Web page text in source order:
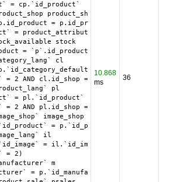
= cp.`id_product`
product_shop
= p.id_product AND
= product_attribute_shop.`id_product`
stock
= `p`.id_product AND
cl
= cl.`id_category`
= 2 AND cl.id_shop = 1 )
pl
= pl.`id_product`
= 2 AND pl.id_shop = 1 )
image_shop
= p.`id_product` AND
il
= il.`id_image`
= 2)
m
= p.`id_manufacturer`
10.868
ms
36